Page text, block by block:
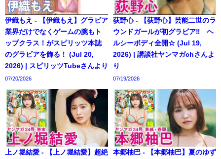
伊織もえ - 【伊織もえ】グラビア
業界だけでなくゲームの腕もト
ップクラス！がスピリッツ本誌
のグラビアを飾る！ (Jul 20,
2026) | スピリッツTubeさんより
07/20/2026
荻野心 - 【荻野心】芸能二世のラ
ウンドガールが初グラビア‼︎ ヘ
ルシーボディ全開☆ (Jul 19,
2026) | 講談社ヤンマガchさんよ
り
07/19/2026
上ノ堀結愛 - 【上ノ堀結愛】超絶
本郷柚巴 - 【本郷柚巴】夏のゆず